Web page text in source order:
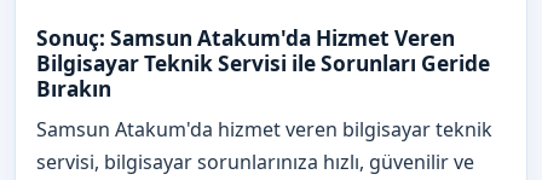
Sonuç: Samsun Atakum'da Hizmet Veren
Bilgisayar Teknik Servisi ile Sorunları Geride
Bırakın
Samsun Atakum'da hizmet veren bilgisayar teknik
servisi, bilgisayar sorunlarınıza hızlı, güvenilir ve